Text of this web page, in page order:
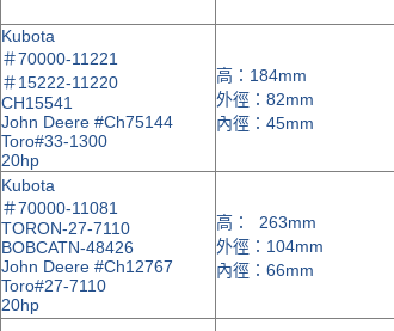
Kubota
＃70000-11221
＃15222-11220
CH15541
John Deere #Ch75144
Toro#33-1300
20hp
高：184mm
外徑：82mm
內徑：45mm
Kubota
＃70000-11081
TORON-27-7110
BOBCATN-48426
John Deere #Ch12767
Toro#27-7110
20hp
高： 263mm
外徑：104mm
內徑：66mm